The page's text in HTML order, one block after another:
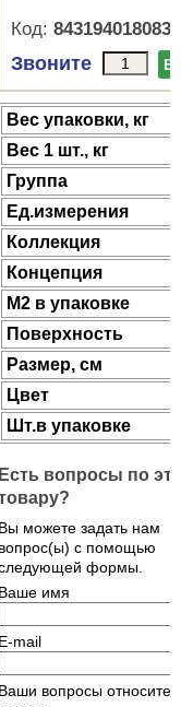
Код: 8431940180835
Звоните В
Веc упаковки, кг
Вес 1 шт., кг
Группа
Ед.измерения
Коллекция
Концепция
М2 в упаковке
Поверхность
Размер, см
Цвет
Шт.в упаковке
Есть вопросы по
Вы можете задать нам
вопрос(ы) с помощью
формы.
Ваше имя
E-mail
Ваши вопросы